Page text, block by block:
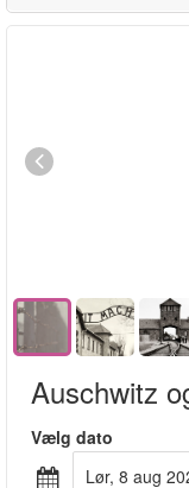
Auschwitz
Vælg dato
lør, 8 aug